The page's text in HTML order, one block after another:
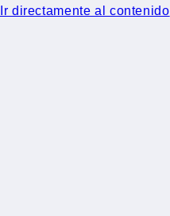
Ir directamente al contenido